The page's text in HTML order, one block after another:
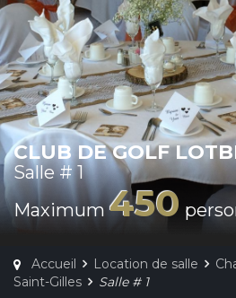
CLUB DE GOLF
Salle # 1
Maximum450
Accueil Location de salle
Saint-Gilles
Salle # 1